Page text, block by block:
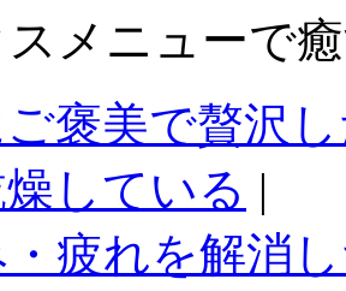
メニューで
褒美で贅沢
している |
疲れを解消